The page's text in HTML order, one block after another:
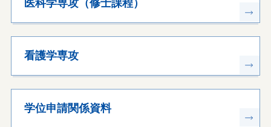
医科学専攻（修士課程）
看護学専攻
学位申請関係資料